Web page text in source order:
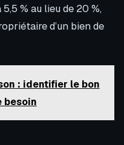
% au lieu de 20 %,
d’un bien de
: identifier le bon
besoin